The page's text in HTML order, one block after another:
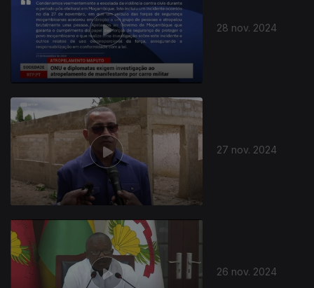
28 nov. 2024
27 nov. 2024
26 nov. 2024